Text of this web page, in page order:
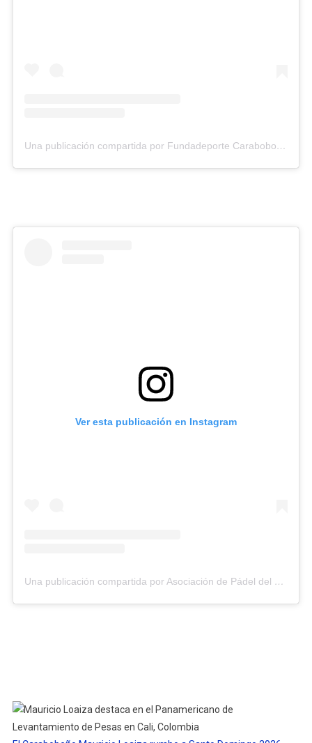
Una publicación compartida por Fundadeporte Carabobo (@fundadeporte)
Ver esta publicación en Instagram
Una publicación compartida por Asociación de Pádel del Estado Carabobo (@asopadelcarabobo)